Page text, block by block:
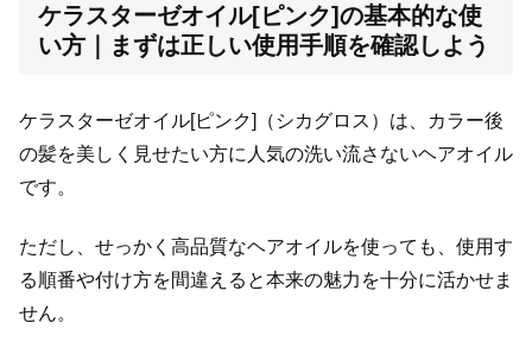
ケラスターゼオイル[ピンク]の基本的な使
い方｜まずは正しい使用手順を確認しよう
ケラスターゼオイル[ピンク]（シカグロス）は、カラー後
の髪を美しく見せたい方に人気の洗い流さないヘアオイル
です。
ただし、せっかく高品質なヘアオイルを使っても、使用す
る順番や付け方を間違えると本来の魅力を十分に活かせま
せん。